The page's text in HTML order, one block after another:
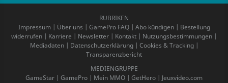
RUBRIKEN
Impressum| Über uns | GamePro FAQ| Abo kündigen| Bestellung
widerrufen | Karriere | Newsletter | Kontakt | Nutzungsbestimmungen |
Mediadaten| Datenschutzerklärung| Cookies & Tracking|
Transparenzbericht
MEDIENGRUPPE
GameStar | GamePro | Mein MMO | GetHero | Jeuxvideo.com